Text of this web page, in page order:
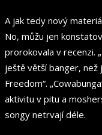
A jak tedy nový
No, můžu jen
prorokovala v recenzi.
ještě větší banger, než
Freedom“.
aktivitu v pitu a
songy netrvají déle.